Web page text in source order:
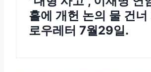
홀에 개헌 논의 물 건
로우레터 7월29일.